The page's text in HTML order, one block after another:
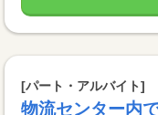
[パート・アルバイト]
物流センター内